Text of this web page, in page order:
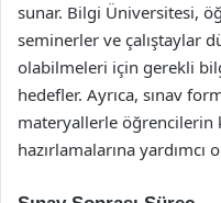
sunar. Bilgi Üniversitesi,
seminerler ve çalıştaylar
olabilmeleri için gerekli
hedefler. Ayrıca, sınav
materyallerle öğrencilerin
hazırlamalarına yardımcı